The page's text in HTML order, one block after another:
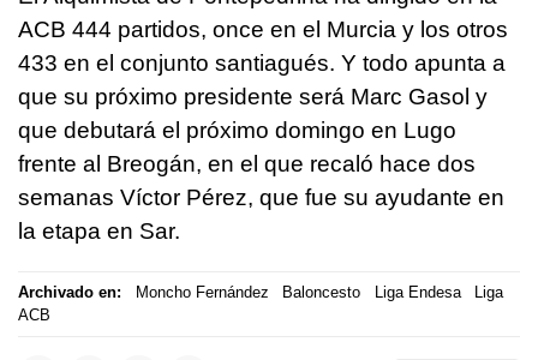
ACB 444 partidos, once en el Murcia y los otros
433 en el conjunto santiagués. Y todo apunta a
que su próximo presidente será Marc Gasol y
que debutará el próximo domingo en Lugo
frente al Breogán, en el que recaló hace dos
semanas Víctor Pérez, que fue su ayudante en
la etapa en Sar.
Archivado en: Moncho Fernández Baloncesto Liga Endesa
Liga
ACB